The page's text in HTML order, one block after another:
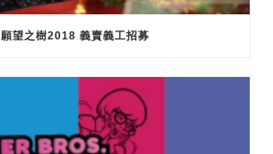
願望之樹2018 義賣義工招募